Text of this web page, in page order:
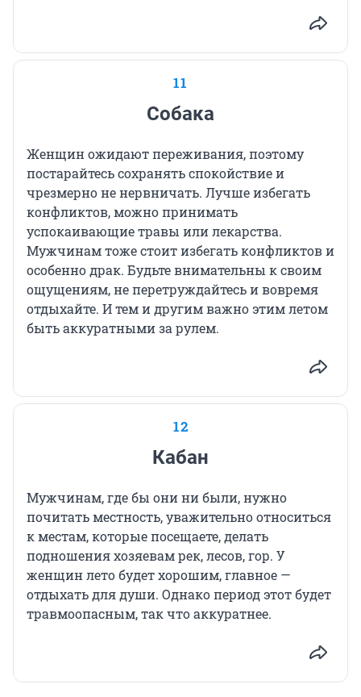
11
Собака
Женщин ожидают переживания, поэтому
постарайтесь сохранять спокойствие и
чрезмерно не нервничать. Лучше избегать
конфликтов, можно принимать
успокаивающие травы или лекарства.
Мужчинам тоже стоит избегать конфликтов и
особенно драк. Будьте внимательны к своим
ощущениям, не перетруждайтесь и вовремя
отдыхайте. И тем и другим важно этим летом
быть аккуратными за рулем.
12
Кабан
Мужчинам, где бы они ни были, нужно
почитать местность, уважительно относиться
к местам, которые посещаете, делать
подношения хозяевам рек, лесов, гор. У
женщин лето будет хорошим, главное —
отдыхать для души. Однако период этот будет
травмоопасным, так что аккуратнее.